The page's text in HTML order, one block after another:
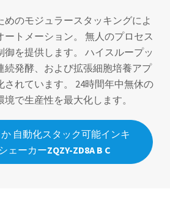
のモジュラースタッキングによ
ートメーション。 無人のプロセス
を提供します。 ハイスループッ
続発酵、および拡張細胞培養アプ
されています。 24時間年中無休の
で生産性を最大化します。
自動化スタック可能インキ
ェーカーZQZY-ZD8A B C